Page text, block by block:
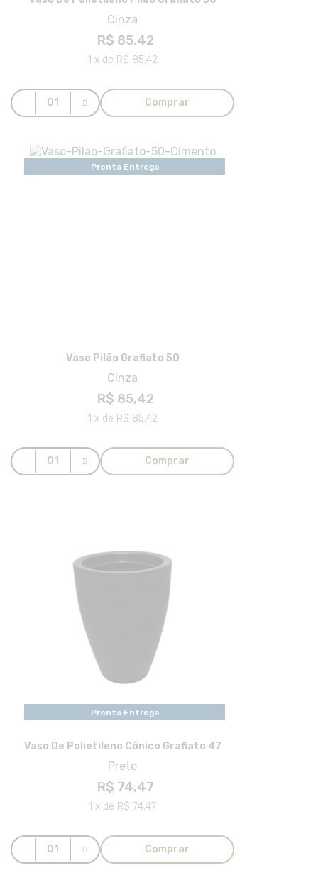
Cinza
R$ 85,42
1 x de R$ 85,42
Comprar
Pronta Entrega
Vaso Pilão Grafiato 50
Cinza
R$ 85,42
1 x de R$ 85,42
Comprar
Pronta Entrega
Vaso De Polietileno Cônico Grafiato 47
Preto
R$ 74,47
1 x de R$ 74,47
Comprar